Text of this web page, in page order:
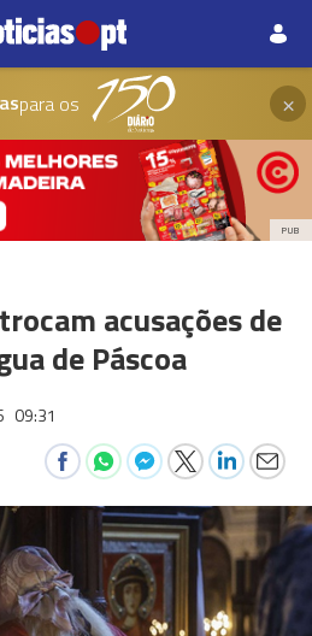
para os ×
PUB
acusações de
de Páscoa
09:31